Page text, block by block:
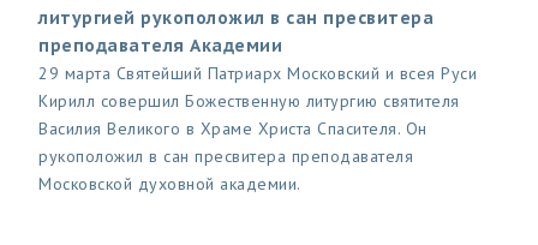
литургией рукоположил в сан пресвитера
преподавателя Академии
29 марта Святейший Патриарх Московский и всея Руси
Кирилл совершил Божественную литургию святителя
Василия Великого в Храме Христа Спасителя. Он
рукоположил в сан пресвитера преподавателя
Московской духовной академии.